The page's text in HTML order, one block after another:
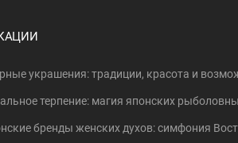
украшения: традиции, красота и
терпение: магия японских
бренды женских духов: симфония